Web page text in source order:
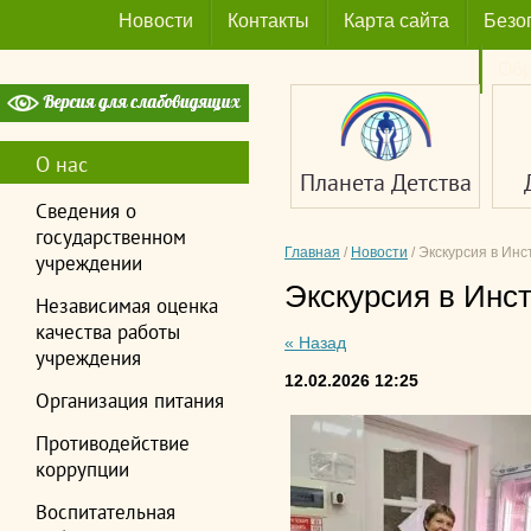
Новости Контакты Карта сайта
О нас
Сведения о
государственном
учреждении
Независимая оценка
качества работы
учреждения
Организация питания
Противодействие
коррупции
Воспитательная
Планета Детства
Главная / Новости / Экскурсия в
Экскурсия в
« Назад
12.02.2026 12:25